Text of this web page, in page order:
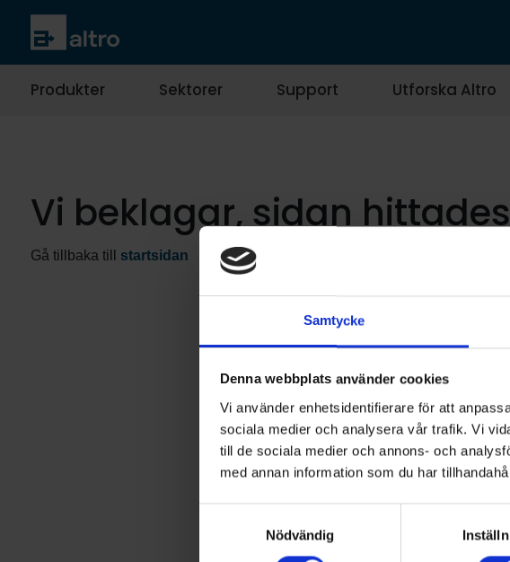
Samtycke
Denna webbplats använder cookies
Vi använder enhetsidentifierare för att
sociala medier och analysera vår trafik. Vi
till de sociala medier och annons- och
med annan information som du har
Nödvändig
Produkter Sektorer Support Utforska Altro
Vi beklagar, sidan
Gå tillbaka till startsidan